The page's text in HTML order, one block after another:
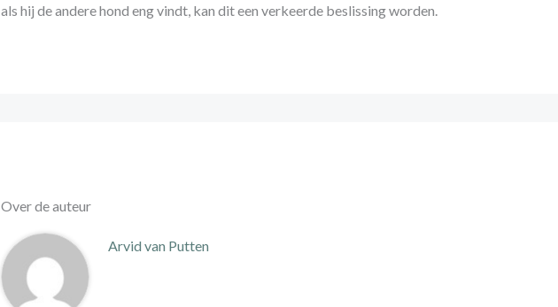
als hij de andere hond eng vindt, kan dit een verkeerde beslissing worden.
Over de auteur
Arvid van Putten